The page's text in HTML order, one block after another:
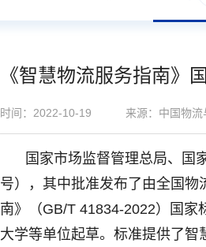
《智慧物流服务指南》
时间：2022-10-19 来源：中国物流
国家市场监督管理总局、国
号），其中批准发布了由全国物
南》（GB/T 41834-2022）国家
大学等单位起草。标准提供了